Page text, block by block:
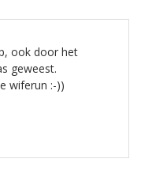
ook door het
geweest.
wiferun :-))